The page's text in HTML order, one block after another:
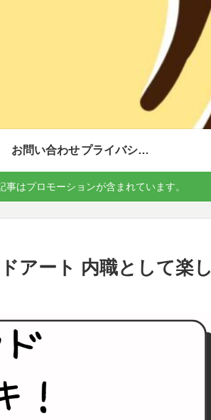
お問い合わせ プライバシーポリシー
事はプロモーションが含まれています。
アート 内職として楽し